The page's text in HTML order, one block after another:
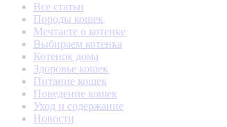
Все статьи
Породы кошек
Мечтаете о котенке
Выбираем котенка
Котенок дома
Здоровье кошек
Питание кошек
Поведение кошек
Уход и содержание
Новости